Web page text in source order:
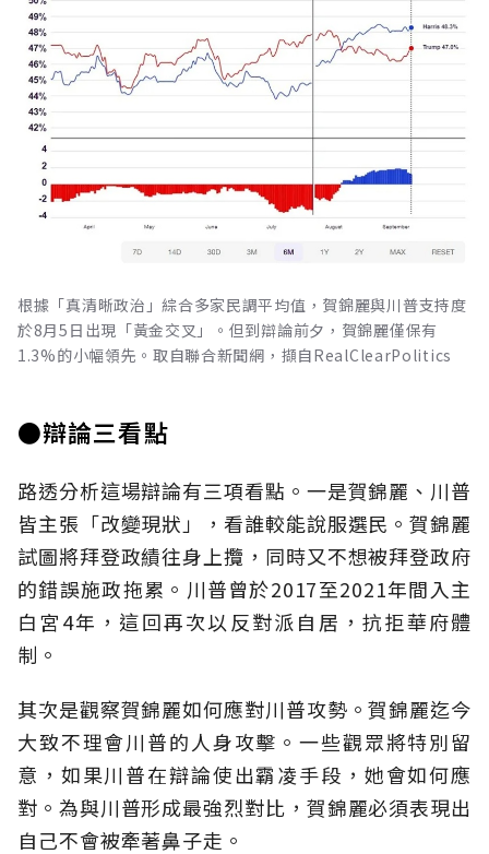
根據「真清晰政治」綜合多家民調平均值，賀錦麗與川普支持度
於8月5日出現「黃金交叉」。但到辯論前夕，賀錦麗僅保有
1.3%的小幅領先。取自聯合新聞網，擷自RealClearPolitics
●辯論三看點
路透分析這場辯論有三項看點。一是賀錦麗、川普
皆主張「改變現狀」，看誰較能說服選民。賀錦麗
試圖將拜登政績往身上攬，同時又不想被拜登政府
的錯誤施政拖累。川普曾於2017至2021年間入主
白宮4年，這回再次以反對派自居，抗拒華府體
制。
其次是觀察賀錦麗如何應對川普攻勢。賀錦麗迄今
大致不理會川普的人身攻擊。一些觀眾將特別留
意，如果川普在辯論使出霸凌手段，她會如何應
對。為與川普形成最強烈對比，賀錦麗必須表現出
自己不會被牽著鼻子走。